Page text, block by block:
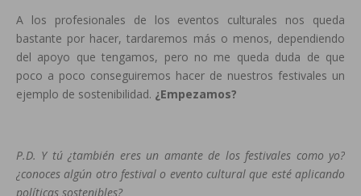
A los profesionales de los eventos culturales nos queda
bastante por hacer, tardaremos más o menos, dependiendo
del apoyo que tengamos, pero no me queda duda de que
poco a poco conseguiremos hacer de nuestros festivales un
ejemplo de sostenibilidad. ¿Empezamos?
P.D. Y tú ¿también eres un amante de los festivales como yo?
¿conoces algún otro festival o evento cultural que esté aplicando
políticas sostenibles?